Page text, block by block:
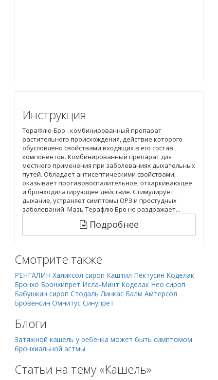
Инструкция
ТераФлю-Бро - комбинированный препарат
растительного происхождения, действие которого
обусловлено свойствами входящих в его состав
компонентов. Комбинированный препарат для
местного применения при заболеваниях дыхательных
путей. Обладает антисептическими свойствами,
оказывает противовоспалительное, отхаркивающее
и бронходилатирующее действие. Стимулирует
дыхание, устраняет симптомы ОРЗ и простудных
заболеваний. Мазь Терафлю Бро не раздражает...
Подробнее
Смотрите также
РЕНГАЛИН Халиксол сироп Каштил Пектусин Коделак
Бронхо Бронхипрет Исла-Минт Коделак Нео сироп
Бабушкин сироп Стодаль Линкас Балм Амтерсол
Бровенсин Омнитус Синупрет
Блоги
Затяжной кашель у ребенка может быть симптомом
бронхиальной астмы
Статьи на тему «Кашель»